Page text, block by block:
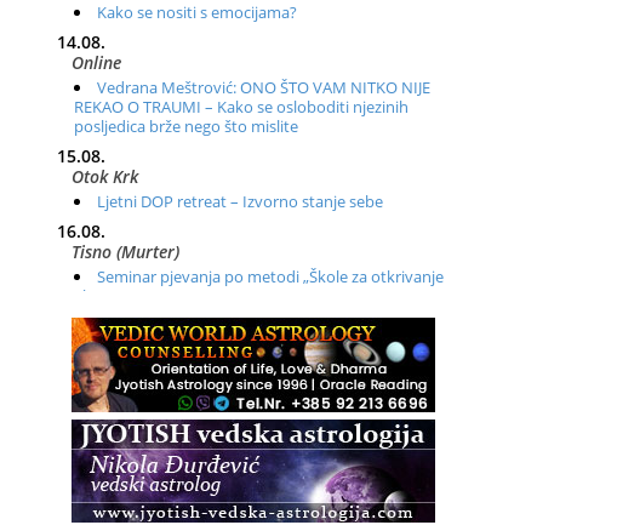
Kako se nositi s emocijama?
14.08.
Online
Vedrana Meštrović: ONO ŠTO VAM NITKO NIJE
REKAO O TRAUMI – Kako se osloboditi njezinih
posljedica brže nego što mislite
15.08.
Otok Krk
Ljetni DOP retreat – Izvorno stanje sebe
16.08.
Tisno (Murter)
Seminar pjevanja po metodi „Škole za otkrivanje
glasa“
20.08.
Online
Radionica: Pomagači iz drugih dimenzija Online –
otvoreno za sve
21.08.
Zagreb+Online
Osnovni ThetaHealing® tečaj, Zagreb i Online
22.08.
Pula